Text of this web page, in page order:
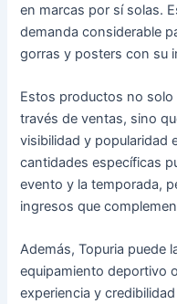
en marcas por sí solas.
demanda considerable
gorras y posters con su
Estos productos no
través de ventas, sino
visibilidad y popularidad
cantidades específicas
evento y la temporada,
ingresos que
Además, Topuria puede
equipamiento deportivo
experiencia y